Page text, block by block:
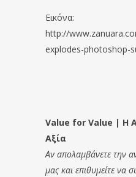
Εικόνα:
http://
explodes-photoshop-
Value for Value | Η
Αξία
Αν απολαμβάνετε την
μας και επιθυμείτε να